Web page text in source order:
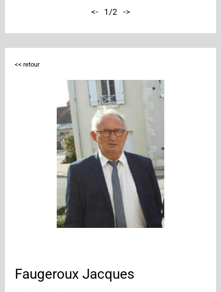
<-1/2 ->
<< retour
Faugeroux Jacques